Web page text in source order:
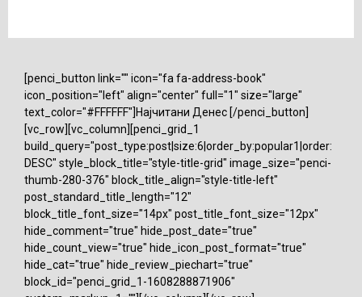
[penci_button link="" icon="fa fa-address-book"
icon_position="left" align="center" full="1" size="large"
text_color="#FFFFFF"]Најчитани Денес [/penci_button]
[vc_row][vc_column][penci_grid_1
build_query="post_type:post|size:6|order_by:popular1|order:
DESC" style_block_title="style-title-grid" image_size="penci-
thumb-280-376" block_title_align="style-title-left"
post_standard_title_length="12"
block_title_font_size="14px" post_title_font_size="12px"
hide_comment="true" hide_post_date="true"
hide_count_view="true" hide_icon_post_format="true"
hide_cat="true" hide_review_piechart="true"
block_id="penci_grid_1-1608288871906"